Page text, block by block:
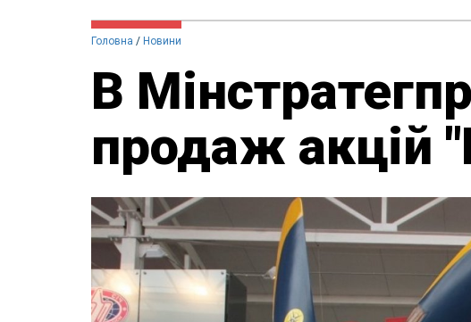
Головна Новини
В
продаж акцій